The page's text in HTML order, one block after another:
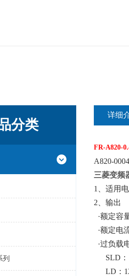
分类
列
详细
FR-A820-
A820-
三菱变频
1、适用
2、输出
·额定容
·额定电
·过负载
SLD：
LD：